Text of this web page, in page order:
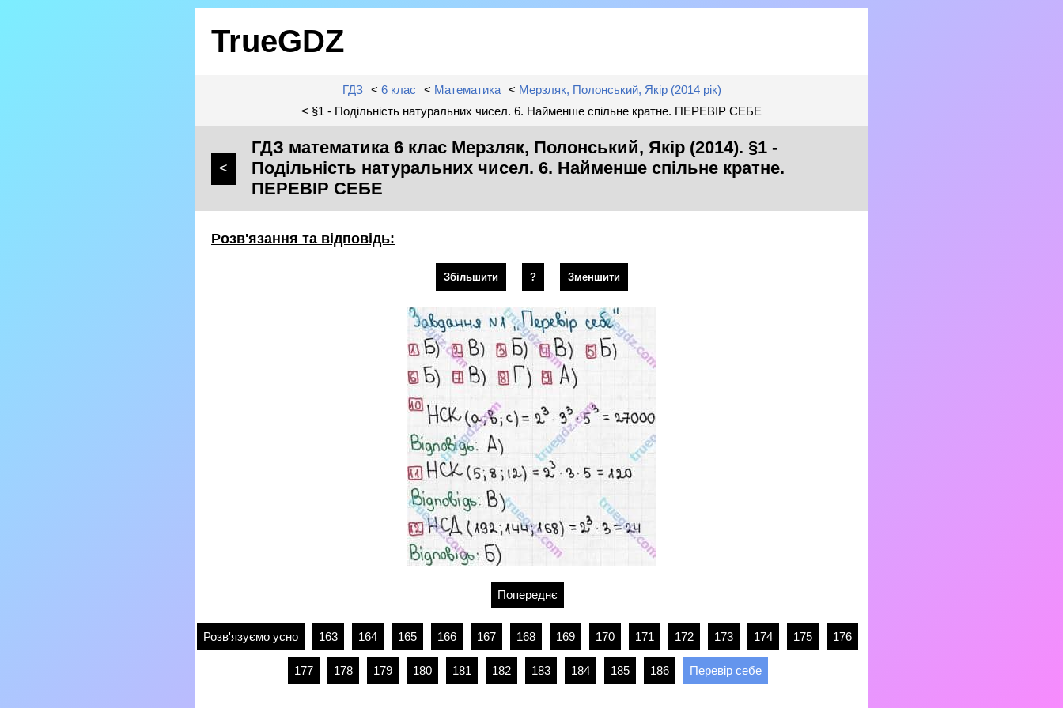
TrueGDZ
ГДЗ < 6 клас < Математика < Мерзляк, Полонський, Якір (2014 рік)
< §1 - Подільність натуральних чисел. 6. Найменше спільне кратне. ПЕРЕВІР СЕБЕ
<
ГДЗ математика 6 клас Мерзляк, Полонський, Якір (2014). §1 -
Подільність натуральних чисел. 6. Найменше спільне кратне.
ПЕРЕВІР СЕБЕ
Розв'язання та відповідь:
Збільшити ? Зменшити
Попереднє
Розв'язуємо усно 163 164 165 166 167 168 169 170 171 172 173 174 175 176
177 178 179 180 181 182 183 184 185 186 Перевір себе